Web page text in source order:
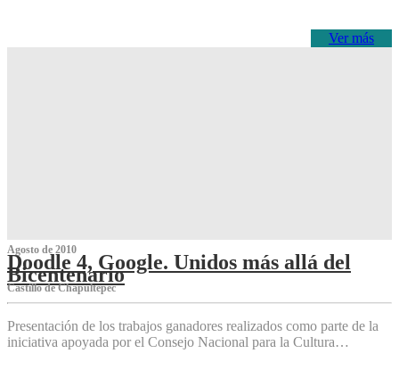
Ver más
Agosto de 2010
Doodle 4, Google. Unidos más allá del
Bicentenario
Castillo de Chapultepec
Presentación de los trabajos ganadores realizados como parte de la
iniciativa apoyada por el Consejo Nacional para la Cultura…